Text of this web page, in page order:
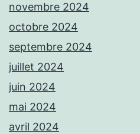
novembre 2024
octobre 2024
septembre 2024
juillet 2024
juin 2024
mai 2024
avril 2024